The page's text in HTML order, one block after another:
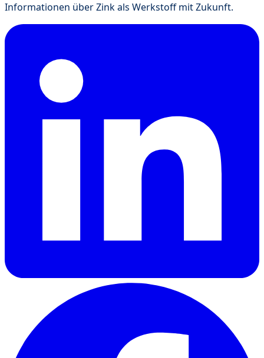
Informationen über Zink als Werkstoff mit Zukunft.